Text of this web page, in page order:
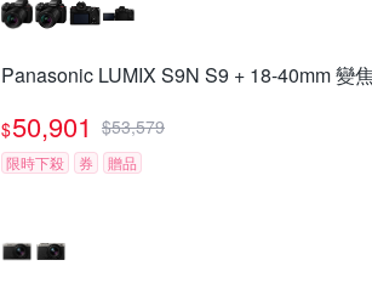
Panasonic LUMIX S9N S9 + 18-40mm 變
$50,901 $53,579
限時下殺 券 贈品